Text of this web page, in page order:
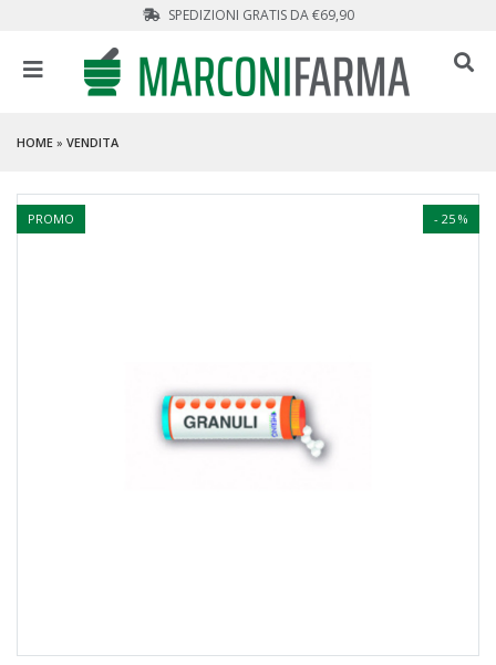
SPEDIZIONI GRATIS DA €69,90
HOME » VENDITA
- 25 %
PROMO